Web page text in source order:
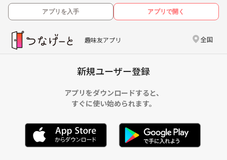
アプリを入手 アプリで開く
趣味友アプリ 全国
新規ユーザー登録
アプリをダウンロードすると、
すぐに使い始められます。